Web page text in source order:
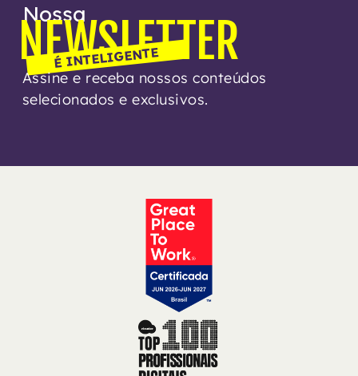
Nossa
NEWSLETTER
É INTELIGENTE
Assine e receba nossos conteúdos
selecionados e exclusivos.